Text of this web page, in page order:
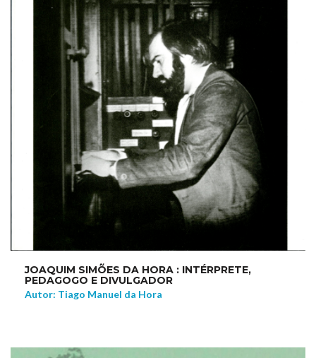
JOAQUIM SIMÕES DA HORA : INTÉRPRETE,
PEDAGOGO E DIVULGADOR
Autor: Tiago Manuel da Hora